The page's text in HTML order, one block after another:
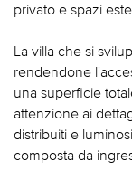
privato e spazi
La villa che si
rendendone
una superficie
attenzione ai
distribuiti e
composta da